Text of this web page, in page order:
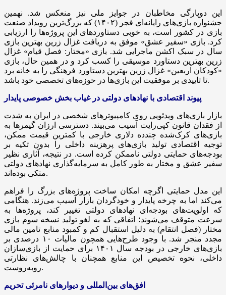
این دوپارگی مخاطبان در جوایز ملی نیز منعکس شد. نهمین
جشنواره بازی‌های رایانه‌ای فجر (۱۴۰۲) که بزرگ‌ترین رویداد صنعت
بازی در کشور است، به خوبی دستاوردهای این پروژه‌ها را ارزیابی
کرد. بازی «سفیر عشق» موفق به دریافت غزال زرین بهترین بازی
سال در سبک اکشن ماجرایی شد. بازی «مختار: فصل قیام» غزال
زرین بهترین دستاورد موسیقی را کسب کرد و در همین حال، بازی
«کودکان اربعین» غزال زرین بهترین دستاورد فرهنگی را به خانه برد
تا تاییدی بر موفقیت این بازی‌ها در حوزه‌های تخصصی خود باشد.
پیوند اقتصادی با نهادهای دولتی در غیاب بخش خصوصی پایدار
بازار بازی‌های ویدئویی روی کامپیوترهای شخصی در ایران به شدت
از فقدان قانون کپی‌رایت آسیب می‌بیند. دسترسی ارزان گیمرها به
بازی‌های کرک‌شده چندده دلاری خارجی با کمترین قیمت ممکن،
توجیه اقتصادی تولید بازی‌های پرهزینه داخلی را بدون تکیه بر
بودجه‌های حمایتی دولتی ناممکن کرده است. در نتیجه، آثاری نظیر
سفیر عشق و مختار به طور کامل به سرمایه‌گذاری نهادهای دولتی
متکی بوده‌اند.
این مدل حمایتی اگرچه امکان ساخت پروژه‌های بزرگ را فراهم
می‌کند اما به چرخه پایدار و خودگردان بازار آسیب می‌زند. هنگامی
که اولویت‌های بودجه‌ای نهادهای دولتی تغییر کند، پروژه‌ها به
سرعت متوقف می‌شوند؛ اتفاقی که به لغو تولید نسخه سوم بازی
مختار (فصل انتقام) به دلیل استقبال کم و کمبود منابع تامین مالی
مجدد منجر شد. با وجود طرح‌هایی همچون مالیات ۱۰ درصدی بر
بازی‌های خارجی در بودجه سال ۱۴۰۱ برای حمایت از بازی‌سازان
داخلی، نحوه تخصیص این منابع همچنان با چالش‌های نظارتی
روبه‌روست.
افق‌های بین‌المللی و دیوارهای نامرئی تحریم